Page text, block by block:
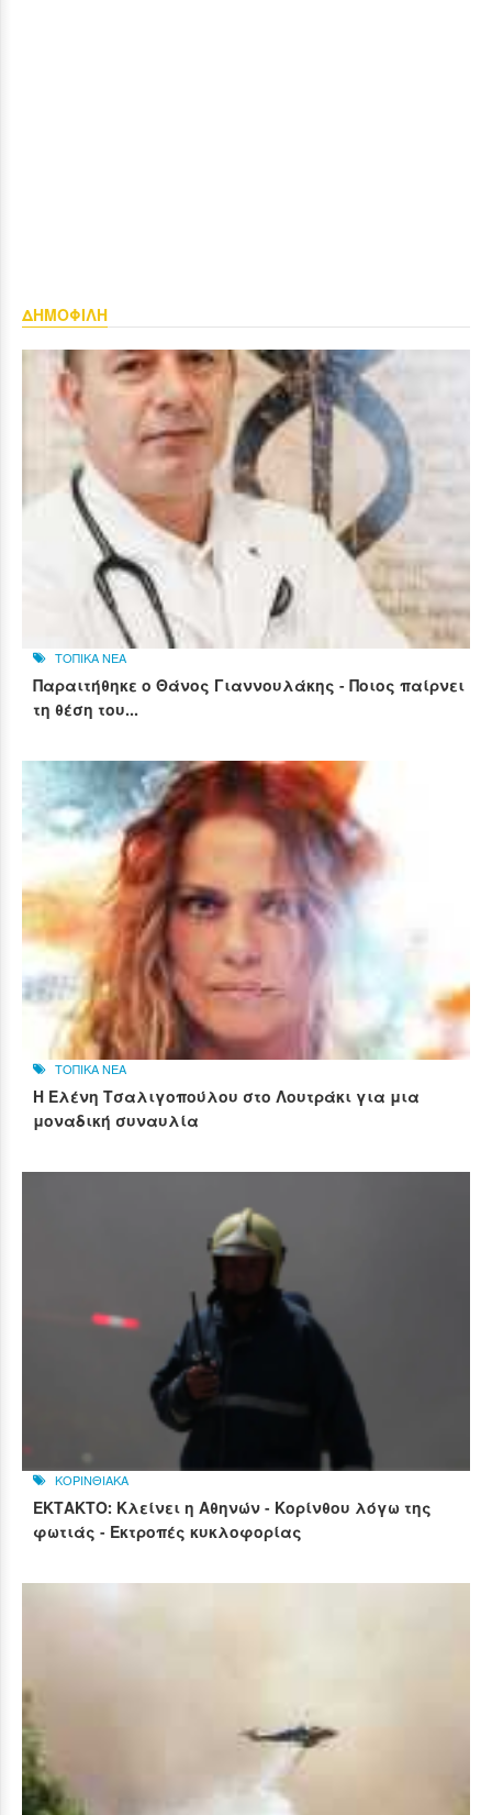
ΔΗΜΟΦΙΛΗ
ΤΟΠΙΚΑ ΝΕΑ
Παραιτήθηκε ο Θάνος Γιαννουλάκης - Ποιος παίρνει
τη θέση του...
ΤΟΠΙΚΑ ΝΕΑ
Η Ελένη Τσαλιγοπούλου στο Λουτράκι για μια
μοναδική συναυλία
ΚΟΡΙΝΘΙΑΚΑ
ΕΚΤΑΚΤΟ: Κλείνει η Αθηνών - Κορίνθου λόγω της
φωτιάς - Εκτροπές κυκλοφορίας